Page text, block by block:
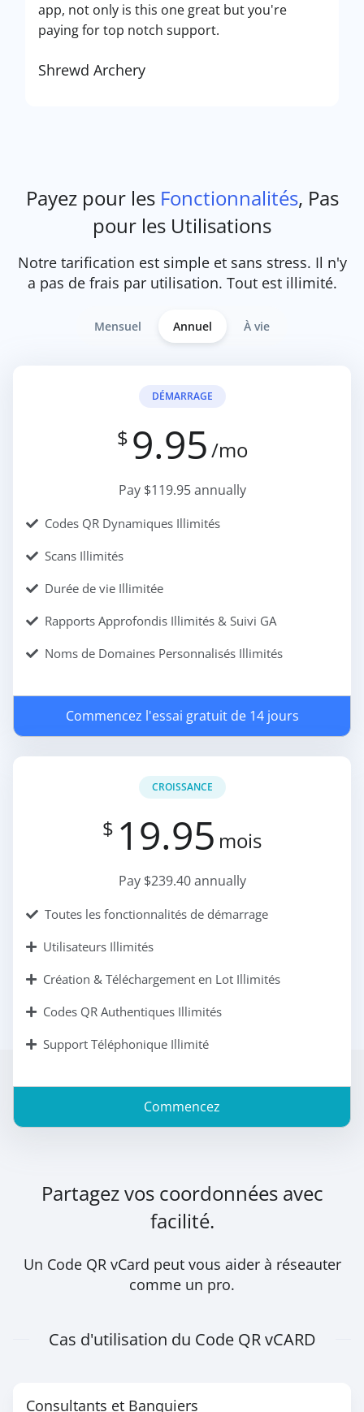
app, not only is this one great but you're
paying for top notch support.
Shrewd Archery
Payez pour les Fonctionnalités, Pas
pour les Utilisations
Notre tarification est simple et sans stress. Il n'y
a pas de frais par utilisation. Tout est illimité.
Mensuel Annuel À vie
DÉMARRAGE
$ 9.95/mo
Pay $119.95 annually
Codes QR Dynamiques Illimités
Scans Illimités
Durée de vie Illimitée
Rapports Approfondis Illimités & Suivi GA
Noms de Domaines Personnalisés Illimités
Commencez l'essai gratuit de 14 jours
CROISSANCE
$ 19.95 mois
Pay $239.40 annually
Toutes les fonctionnalités de démarrage
Utilisateurs Illimités
Création & Téléchargement en Lot Illimités
Codes QR Authentiques Illimités
Support Téléphonique Illimité
Commencez
Partagez vos coordonnées avec
facilité.
Un Code QR vCard peut vous aider à réseauter
comme un pro.
Cas d'utilisation du Code QR vCARD
Consultants et Banquiers